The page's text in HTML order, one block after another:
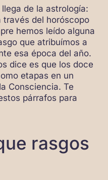
de la astrología:
través del horóscopo
hemos leído alguna
que atribuímos a
esa época del año.
dice es que los doce
etapas en un
Consciencia. Te
párrafos para
rasgos